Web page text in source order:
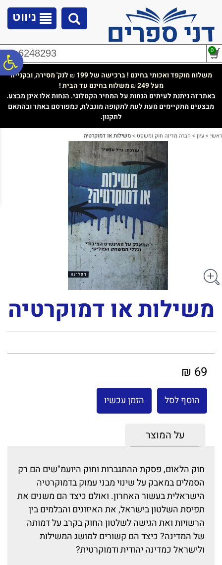
נגישות
ניווט
02-6248293 0
משלוח מוקפד ואכותי בחינם ! ברכישה של 199 ₪ לנק' מסירה, ובקנייה
מעל 249
₪משלוח בחינם עד הבית !
באתר זה ניתנת לעיתים הנחות על המחיר הקטלוגי. הנחות אלו אינן מבצע.
מבצעים מתקיימים מעת לעת לתקופה מוגבלת, כמפורסם באתר ובהתאם
לתקנון.
ראשי >עיון > חברה מדינה חוק ומשפט >משילות או דמוקרטיה
משילות או דמוקרטיה
69 ₪
הוסף לסל הזמן עכשיו
על המוצר
חוק הלאום, פסקת ההתגברות וחוק היועמ"שים הם רק
הסמלים במאבק על שינוי מבני עמוק בדמוקרטיה
הישראלית בעשור האחרון. ואולם כיצד הם משנים את
תפיסת השלטון בישראל, את האיזונים והבלמים בין
הרשויות ואת הגישה לשלטון החוק בקרב על דמותה
של המדינה? כיצד הם קשורים למושג המשילות
ולישראל כמדינה יהודית ודמוקרטית?